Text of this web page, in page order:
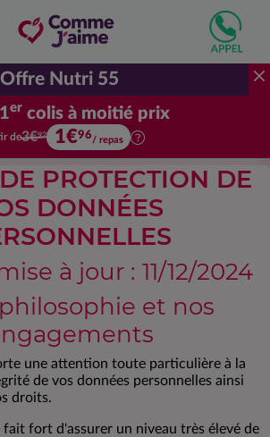
Offre Nutri 55
er colis à moitié prix
Votre premier colis à moitié prix.
de3€92 1€96/ repas
PROTECTION DE
DONNÉES
à jour : 11/12/2024
et nos
une attention toute particulière à la
de vos données personnelles ainsi
droits.
fort d'assurer un niveau très élevé de